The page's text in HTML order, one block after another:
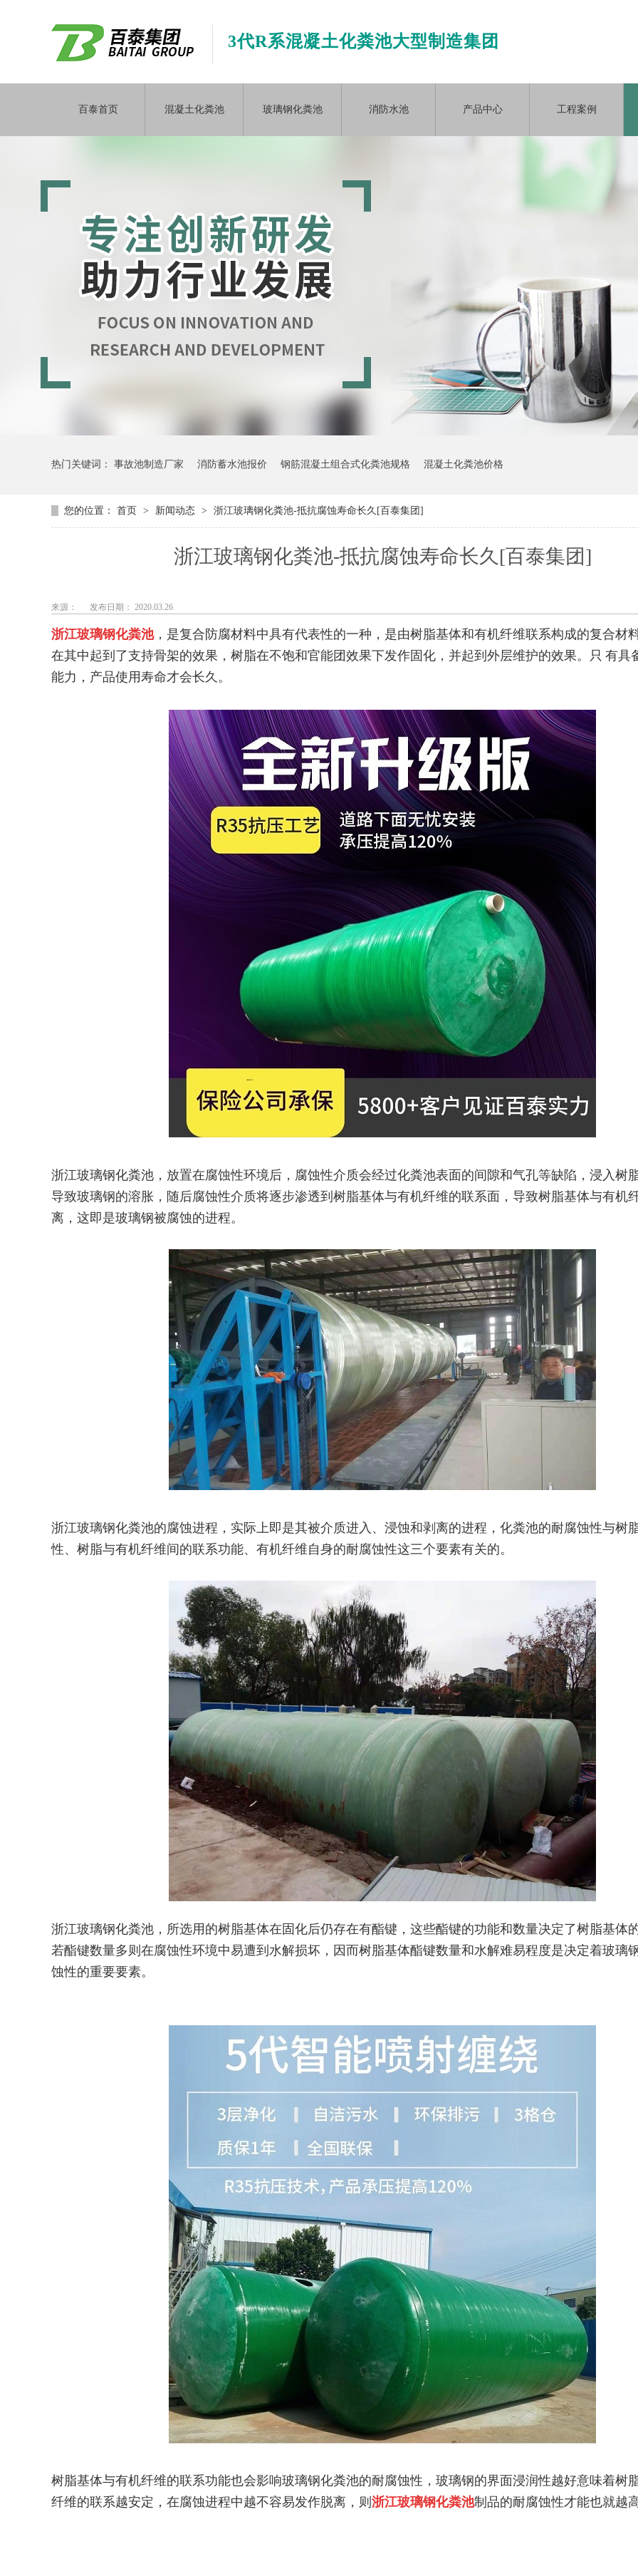
3代R系混凝土化粪池大型制造集团
百泰首页 混凝土化粪池 玻璃钢化粪池 消防水池 产品中心 工程案例
热门关键词： 事故池制造厂家 消防蓄水池报价 钢筋混凝土组合式化粪池规格 混凝土化粪池价格
您的位置： 首页 > 新闻动态 > 浙江玻璃钢化粪池-抵抗腐蚀寿命长久[百泰集团]
浙江玻璃钢化粪池-抵抗腐蚀寿命长久[百泰集团]
来源： 发布日期： 2020.03.26
浙江玻璃钢化粪池，是复合防腐材料中具有代表性的一种，是由树脂基体和有机纤维联系构成的复合材
在其中起到了支持骨架的效果，树脂在不饱和官能团效果下发作固化，并起到外层维护的效果。只 有具
能力，产品使用寿命才会长久。
浙江玻璃钢化粪池，放置在腐蚀性环境后，腐蚀性介质会经过化粪池表面的间隙和气孔等缺陷，浸入树
导致玻璃钢的溶胀，随后腐蚀性介质将逐步渗透到树脂基体与有机纤维的联系面，导致树脂基体与有机
离，这即是玻璃钢被腐蚀的进程。
浙江玻璃钢化粪池的腐蚀进程，实际上即是其被介质进入、浸蚀和剥离的进程，化粪池的耐腐蚀性与树
性、树脂与有机纤维间的联系功能、有机纤维自身的耐腐蚀性这三个要素有关的。
浙江玻璃钢化粪池，所选用的树脂基体在固化后仍存在有酯键，这些酯键的功能和数量决定了树脂基体
若酯键数量多则在腐蚀性环境中易遭到水解损坏，因而树脂基体酯键数量和水解难易程度是决定着玻璃
蚀性的重要要素。
树脂基体与有机纤维的联系功能也会影响玻璃钢化粪池的耐腐蚀性，玻璃钢的界面浸润性越好意味着树
纤维的联系越安定，在腐蚀进程中越不容易发作脱离，则 浙江玻璃钢化粪池制品的耐腐蚀性才能也就越高